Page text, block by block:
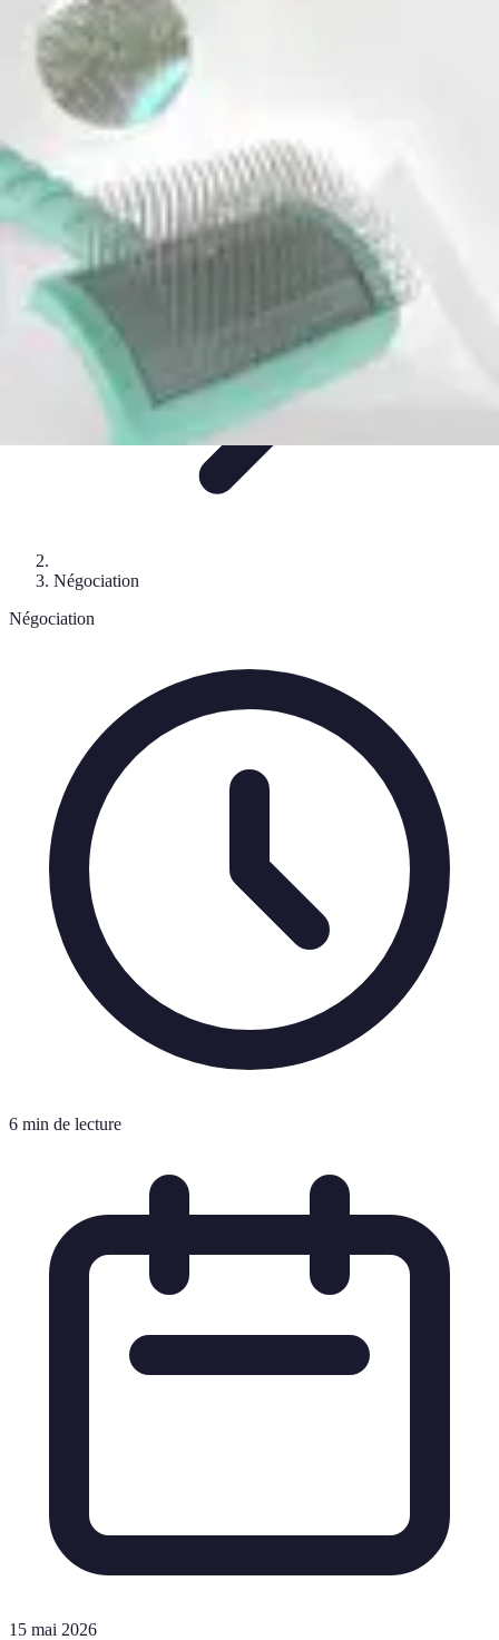
Trucs pour Gagner
JeuxLoisirs créatifs Marketing digital
personnelle
Développement personnel
Trucs pour Gagner
Négociation
Négociation
6 min de lecture
15 mai 2026